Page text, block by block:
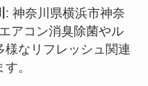
: 神奈川県横浜市神奈
アコン消臭除菌やル
様なリフレッシュ関連
。